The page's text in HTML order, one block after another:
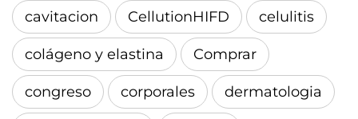
cavitacion CellutionHIFD celulitis
colágeno y elastina Comprar
congreso corporales dermatologia